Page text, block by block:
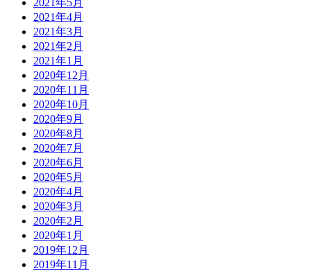
2021年4月
2021年3月
2021年2月
2021年1月
2020年12月
2020年11月
2020年10月
2020年9月
2020年8月
2020年7月
2020年6月
2020年5月
2020年4月
2020年3月
2020年2月
2020年1月
2019年12月
2019年11月